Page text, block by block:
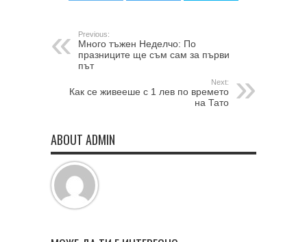
Previous:
Много тъжен Неделчо: По
празниците ще съм сам за първи
път
Next:
Как се живееше с 1 лев по времето
на Тато
ABOUT ADMIN